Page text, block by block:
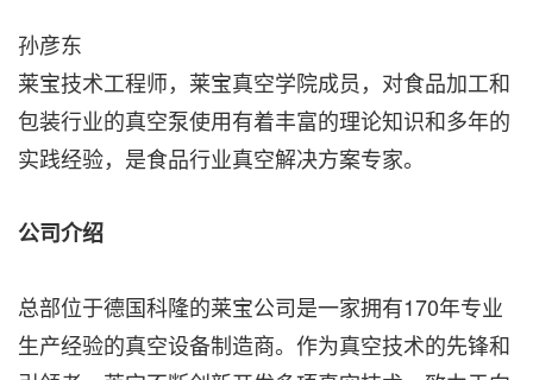
孙彦东
莱宝技术工程师，莱宝真空学院成员，对食品加工和
包装行业的真空泵使用有着丰富的理论知识和多年的
实践经验，是食品行业真空解决方案专家。
公司介绍
总部位于德国科隆的莱宝公司是一家拥有170年专业
生产经验的真空设备制造商。作为真空技术的先锋和